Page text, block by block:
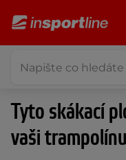
Tyto skákací
vaši